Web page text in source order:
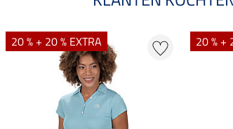
20 % + 20 % EXTRA 20 % +